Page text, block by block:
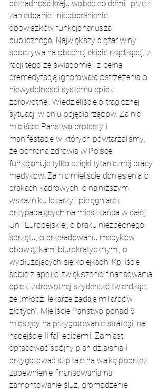
bezradność kraju wobec epidemii  przez
zaniedbanie i niedopełnienie
obowiązków funkcjonariusza
publicznego. Największy ciężar winy
spoczywa na obecnej ekipie rządzącej, z
racji tego że świadomie i z pełną
premedytacją ignorowała ostrzeżenia o
niewydolności systemu opieki
zdrowotnej. Wiedzieliście o tragicznej
sytuacji w dniu objęcia rządów. Za nic
mieliście Państwo protesty i
manifestacje w których powtarzaliśmy,
że ochrona zdrowia w Polsce
funkcjonuje tylko dzięki tytanicznej pracy
medyków. Za nic mieliście doniesienia o
brakach kadrowych, o najniższym
wskaźniku lekarzy i pielęgniarek
przypadających na mieszkańca w całej
Unii Europejskiej, o braku niezbędnego
sprzętu, o przeładowaniu medyków
obowiązkami biurokratycznymi, o
wydłużających się kolejkach. Kpiliście
sobie z apeli o zwiększenie finansowania
opieki zdrowotnej szyderczo twierdząc,
że „młodzi lekarze żądają miliardów
złotych”. Mieliście Państwo ponad 6
miesięcy na przygotowanie strategii na
nadejście II fali epidemii. Zamiast
opracować spójny plan działania i
przygotować szpitale na walkę poprzez
zapewnienie finansowania na
zamontowanie śluz, gromadzenie